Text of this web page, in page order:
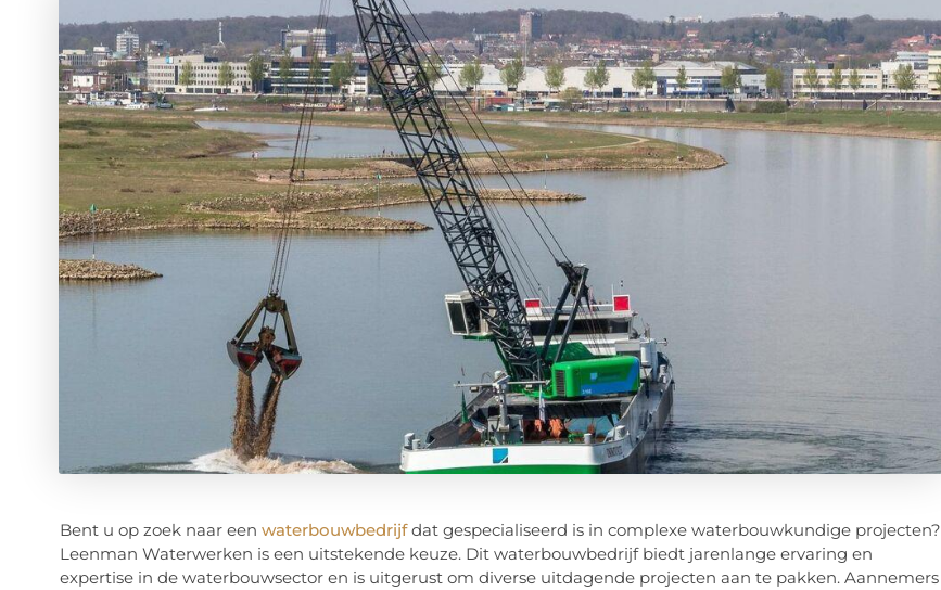
Bent u op zoek naar een waterbouwbedrijfdat gespecialiseerd is in complexe waterbouwkundige projecten?
Leenman Waterwerken is een uitstekende keuze. Dit waterbouwbedrijf biedt jarenlange ervaring en
expertise in de waterbouwsector en is uitgerust om diverse uitdagende projecten aan te pakken. Aannemers